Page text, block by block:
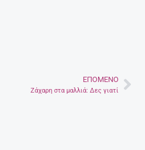
ΕΠΌΜΕΝΟ
Ζάχαρη στα μαλλιά: Δες γιατίNext